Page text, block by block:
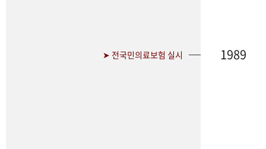
➤ 전국민의료보험 실시 1989